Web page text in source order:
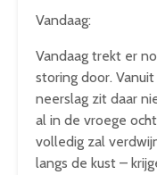
Vandaag:
Vandaag trekt er
storing door.
neerslag zit daar
al in de vroege
volledig zal
langs de kust –